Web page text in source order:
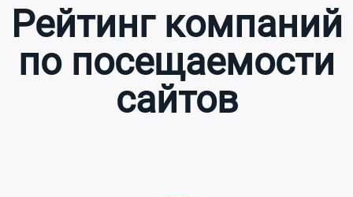
Рейтинг компаний
по посещаемости
сайтов